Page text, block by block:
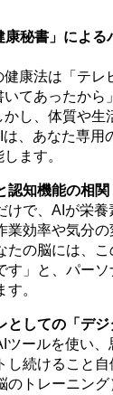
康秘書」による
康法は「テレ
いてあったか
かし、体質や生
、あなた専用
ます。
認知機能の相関
けで、AIが栄
業効率や気分の
たの脳には、
す」と、パー
す。
としての「デジ
ツールを使い
し続けること
のトレーニン